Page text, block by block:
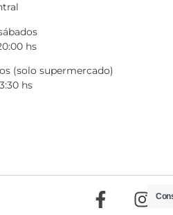
hs
(solo supermercado)
hs